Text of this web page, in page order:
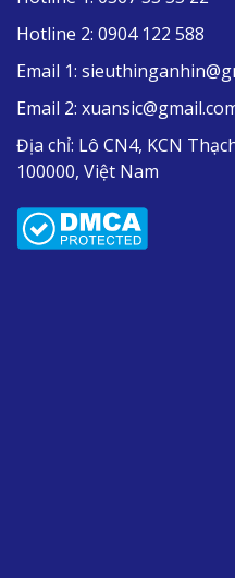
Hotline 2: 0904 122 588
Email 1:
Email 2:
Địa chỉ: Lô CN4, KCN
100000, Việt Nam